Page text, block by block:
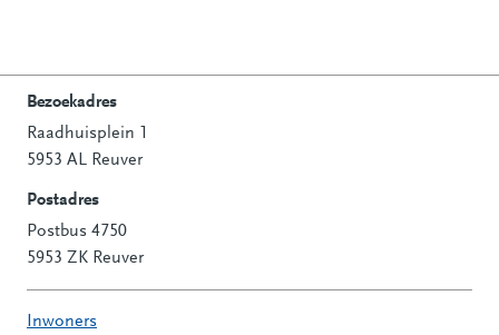
Contactinformatie
Bezoekadres
Raadhuisplein 1
5953 AL Reuver
Postadres
Postbus 4750
5953 ZK Reuver
Inwoners